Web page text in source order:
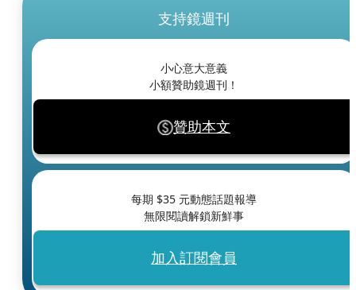
支持鏡週刊
小心意大意義
小額贊助鏡週刊！
贊助本文
每期 $35 元動態話題報導
無限閱讀解鎖新鮮事
加入訂閱會員